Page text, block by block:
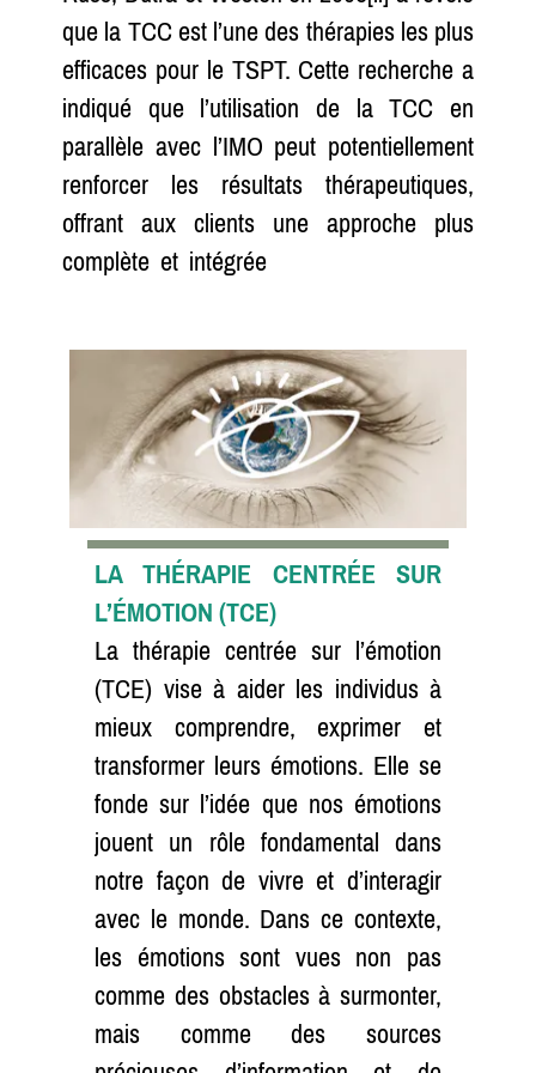
que la TCC est l’une des thérapies les plus
efficaces pour le TSPT. Cette recherche a
indiqué que l’utilisation de la TCC en
parallèle avec l’IMO peut potentiellement
renforcer les résultats thérapeutiques,
offrant aux clients une approche plus
complète et intégrée
LA THÉRAPIE CENTRÉE SUR
L’ÉMOTION (TCE)
La thérapie centrée sur l’émotion
(TCE) vise à aider les individus à
mieux comprendre, exprimer et
transformer leurs émotions. Elle se
fonde sur l’idée que nos émotions
jouent un rôle fondamental dans
notre façon de vivre et d’interagir
avec le monde. Dans ce contexte,
les émotions sont vues non pas
comme des obstacles à surmonter,
mais comme des sources